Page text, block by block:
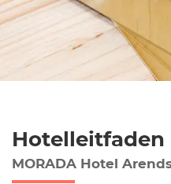
Hotelleitfaden
MORADA Hotel